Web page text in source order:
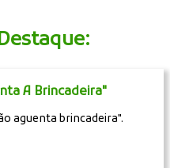
A Brincadeira"
aguenta brincadeira".